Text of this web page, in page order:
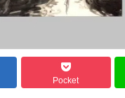
Pocket